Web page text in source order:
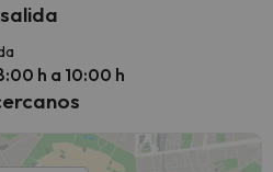
h a 10:00 h